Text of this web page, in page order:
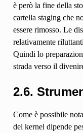
è però la fine della
cartella staging che
essere rimosso. Le
relativamente
Quindi lo
strada verso il
2.6.
Come è possibile
del kernel dipende